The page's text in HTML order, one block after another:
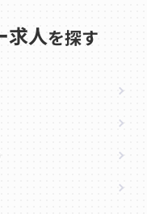
求人を探す